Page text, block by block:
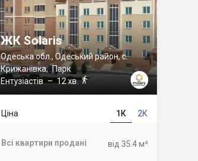
ЖК Solaris
Одеська обл., Одеський район, с.
Крижанівка,Парк
Ентузіастів – 12 хв.
1К 2К
Ціна
від 35.4 м²
Всі квартири продані